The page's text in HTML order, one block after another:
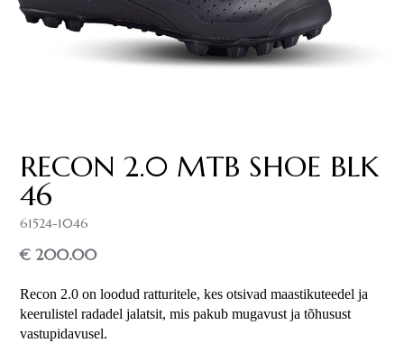
RECON 2.0 MTB SHOE BLK
46
61524-1046
€ 200.00
Recon 2.0 on loodud ratturitele, kes otsivad maastikuteedel ja
keerulistel radadel jalatsit, mis pakub mugavust ja tõhusust
vastupidavusel.